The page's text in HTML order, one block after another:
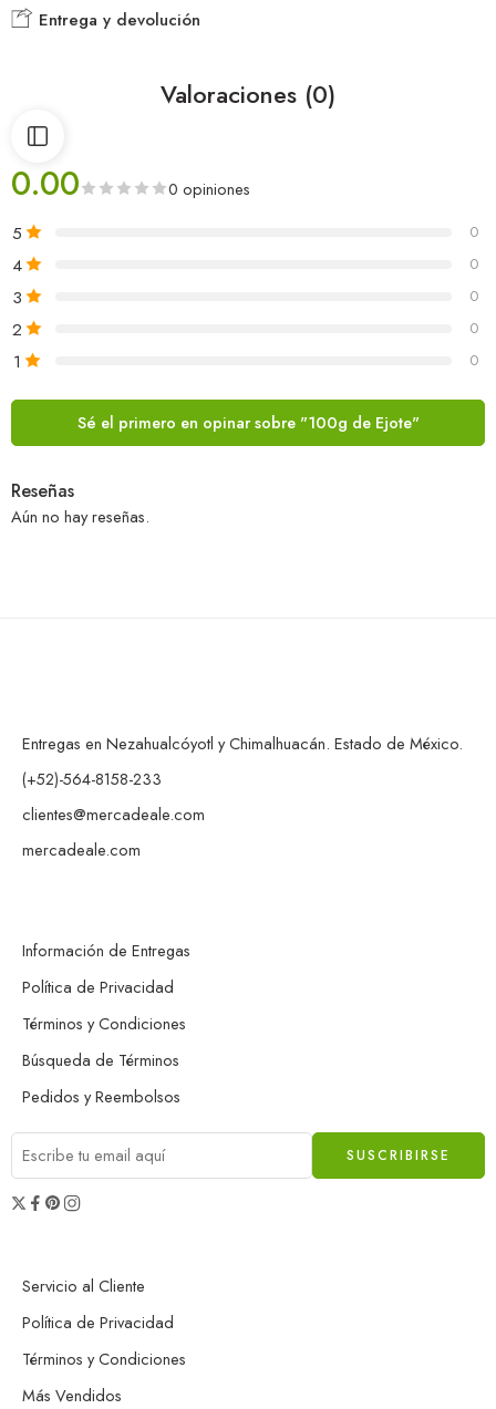
Entrega y devolución
Valoraciones (0)
0.00 0 opiniones
5 0
4 0
3 0
2 0
1 0
Sé el primero en opinar sobre "100g de Ejote"
Reseñas
Aún no hay reseñas.
Entregas en Nezahualcóyotl y Chimalhuacán. Estado de México.
(+52)-564-8158-233
clientes@mercadeale.com
mercadeale.com
Información de Entregas
Política de Privacidad
Términos y Condiciones
Búsqueda de Términos
Pedidos y Reembolsos
Servicio al Cliente
Política de Privacidad
Términos y Condiciones
Más Vendidos